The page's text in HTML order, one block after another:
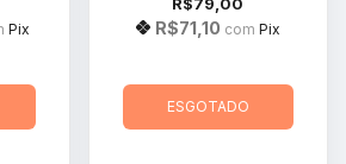
Pix R$71,10 com Pix
ESGOTADO